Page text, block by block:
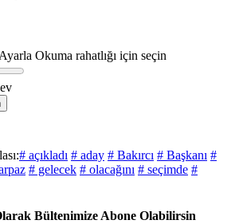
Okuma rahatlığı için seçin
# açıkladı # aday # Bakırcı # Başkanı #
# gelecek # olacağını # seçimde #
Bültenimize Abone Olabilirsin